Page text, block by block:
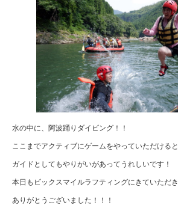
水の中に、阿波踊りダイビング！！
ここまでアクティブにゲームをやっていただけると
ガイドとしてもやりがいがあってうれしいです！
本日もビックスマイルラフティングにきていただき
ありがとうございました！！！